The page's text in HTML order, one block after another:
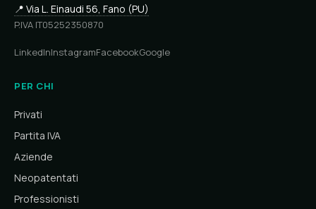
📍 Via L. Einaudi 56, Fano (PU)
P.IVA IT05252350870
LinkedInInstagramFacebookGoogle
PER CHI
Privati
Partita IVA
Aziende
Neopatentati
Professionisti